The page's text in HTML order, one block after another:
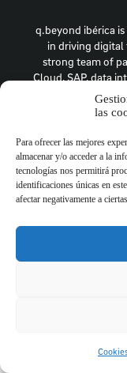
las
Para ofrecer las mejores
almacenar y/o acceder a la
tecnologías nos permitirá
identificaciones únicas en
afectar negativamente a
q.beyond ibérica
in driving digital
strong team of
Cloud, SAP, data
empower